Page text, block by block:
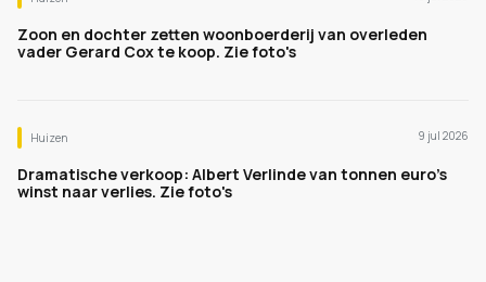
Zoon en dochter zetten woonboerderij van overleden
vader Gerard Cox te koop. Zie foto's
Huizen 9 jul 2026
Dramatische verkoop: Albert Verlinde van tonnen euro's
winst naar verlies. Zie foto's